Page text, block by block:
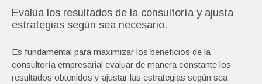
Evalúa los resultados de la consultoría y ajusta
estrategias según sea necesario.
Es fundamental para maximizar los beneficios de la
consultoría empresarial evaluar de manera constante los
resultados obtenidos y ajustar las estrategias según sea